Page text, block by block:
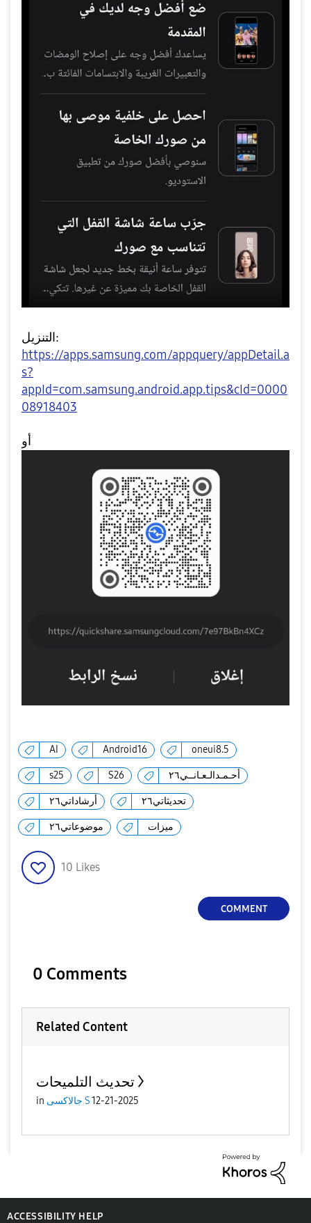
التنزيل:
https://apps.samsung.com/appquery/appDetail.a
s?
appId=com.samsung.android.app.tips&cId=0000
08918403
أو
AI Android16 oneui8.5
s25 S26 أحـمـدالـعـانــي٢٦
أرشاداتي٢٦ تحديثاتي٢٦
موضوعاتي٢٦ ميزات
10 Likes
COMMENT
0 Comments
Related Content
تحديث التلميحات
in جالاكسى S12-21-2025
ACCESSIBILITY HELP